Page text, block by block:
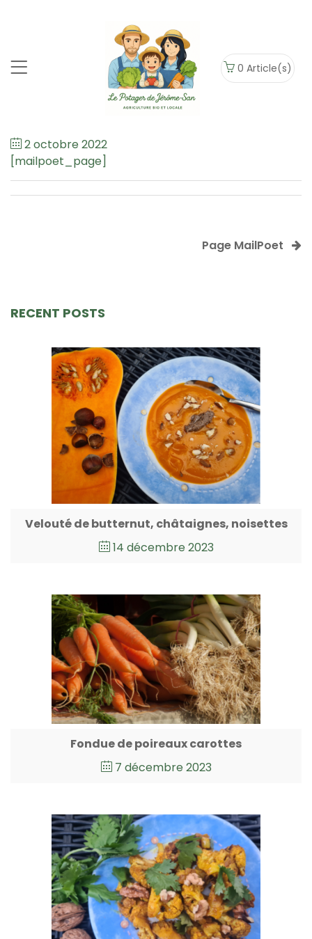
0 Article(s)
2 octobre 2022
[mailpoet_page]
Page MailPoet
RECENT POSTS
Velouté de butternut, châtaignes, noisettes
14 décembre 2023
Fondue de poireaux carottes
7 décembre 2023